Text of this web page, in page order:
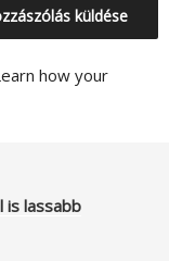
how your
is lassabb